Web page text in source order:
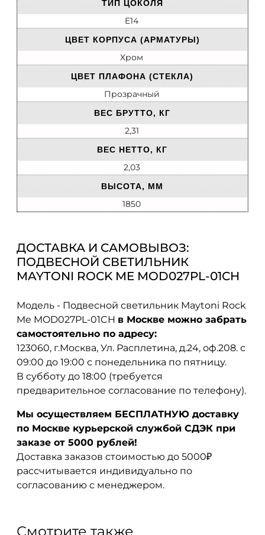
ТИП ЦОКОЛЯ
E14
ЦВЕТ КОРПУСА (АРМАТУРЫ)
Хром
ЦВЕТ ПЛАФОНА (СТЕКЛА)
Прозрачный
ВЕС БРУТТО, КГ
2,31
ВЕС НЕТТО, КГ
2,03
ВЫСОТА, ММ
1850
ДОСТАВКА И САМОВЫВОЗ:
ПОДВЕСНОЙ СВЕТИЛЬНИК
MAYTONI ROCK ME MOD027PL-01CH
Модель - Подвесной светильник Maytoni Rock
Me MOD027PL-01CH в Москве можно забрать
самостоятельно по адресу:
123060, г.Москва, Ул. Расплетина, д.24, оф.208. с
09:00 до 19:00 с понедельника по пятницу.
В субботу до 18:00 (требуется
предварительное согласование по телефону).
Мы осуществляем БЕСПЛАТНУЮ доставку
по Москве курьерской службой СДЭК при
заказе от 5000 рублей!
Доставка заказов стоимостью до 5000₽
рассчитывается индивидуально по
согласованию с менеджером.
Смотрите также